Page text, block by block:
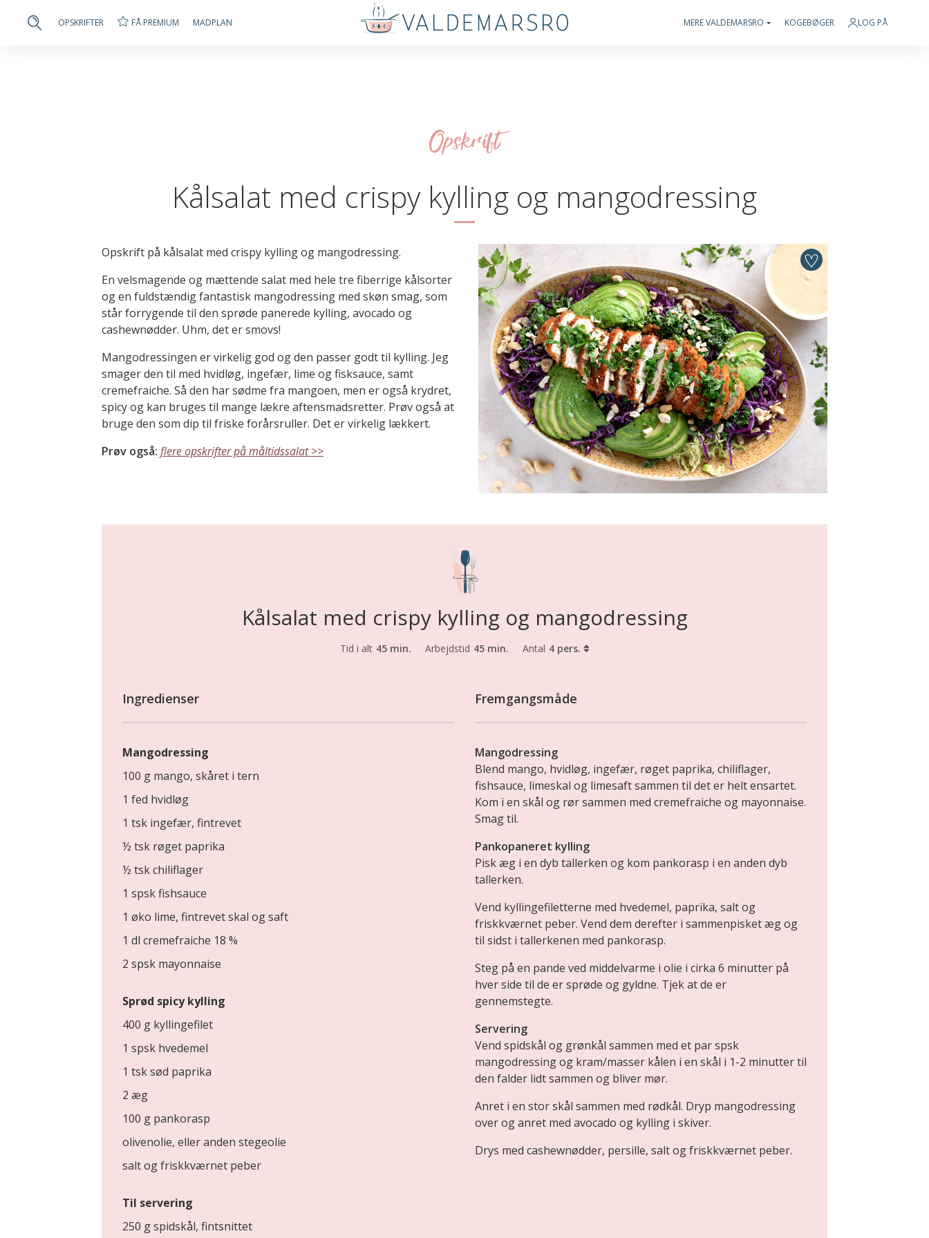
OPSKRIFTER FÅ PREMIUM MADPLAN MERE VALDEMARSRO KOGEBØGER LOG PÅ
Opskrift
Kålsalat med crispy kylling og mangodressing
Opskrift på kålsalat med crispy kylling og mangodressing.
En velsmagende og mættende salat med hele tre fiberrige kålsorter
og en fuldstændig fantastisk mangodressing med skøn smag, som
står forrygende til den sprøde panerede kylling, avocado og
cashewnødder. Uhm, det er smovs!
Mangodressingen er virkelig god og den passer godt til kylling. Jeg
smager den til med hvidløg, ingefær, lime og fisksauce, samt
cremefraiche. Så den har sødme fra mangoen, men er også krydret,
spicy og kan bruges til mange lækre aftensmadsretter. Prøv også at
bruge den som dip til friske forårsruller. Det er virkelig lækkert.
Prøv også: flere opskrifter på måltidssalat >>
Kålsalat med crispy kylling og mangodressing
Tid i alt 45 min. Arbejdstid 45 min. Antal 4 pers.
Ingredienser
Mangodressing
100 g mango, skåret i tern
1 fed hvidløg
1 tsk ingefær, fintrevet
½ tsk røget paprika
½ tsk chiliflager
1 spsk fishsauce
1 øko lime, fintrevet skal og saft
1 dl cremefraiche 18 %
2 spsk mayonnaise
Sprød spicy kylling
400 g kyllingefilet
1 spsk hvedemel
1 tsk sød paprika
2 æg
100 g pankorasp
olivenolie, eller anden stegeolie
salt og friskkværnet peber
Til servering
250 g spidskål, fintsnittet
Fremgangsmåde
Mangodressing
Blend mango, hvidløg, ingefær, røget paprika, chiliflager,
fishsauce, limeskal og limesaft sammen til det er helt ensartet.
Kom i en skål og rør sammen med cremefraiche og mayonnaise.
Smag til.
Pankopaneret kylling
Pisk æg i en dyb tallerken og kom pankorasp i en anden dyb
tallerken.
Vend kyllingefiletterne med hvedemel, paprika, salt og
friskkværnet peber. Vend dem derefter i sammenpisket æg og
til sidst i tallerkenen med pankorasp.
Steg på en pande ved middelvarme i olie i cirka 6 minutter på
hver side til de er sprøde og gyldne. Tjek at de er
gennemstegte.
Servering
Vend spidskål og grønkål sammen med et par spsk
mangodressing og kram/masser kålen i en skål i 1-2 minutter til
den falder lidt sammen og bliver mør.
Anret i en stor skål sammen med rødkål. Dryp mangodressing
over og anret med avocado og kylling i skiver.
Drys med cashewnødder, persille, salt og friskkværnet peber.